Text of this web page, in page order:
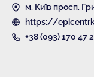
м. Київ просп.
https://
+38 (093) 170 47